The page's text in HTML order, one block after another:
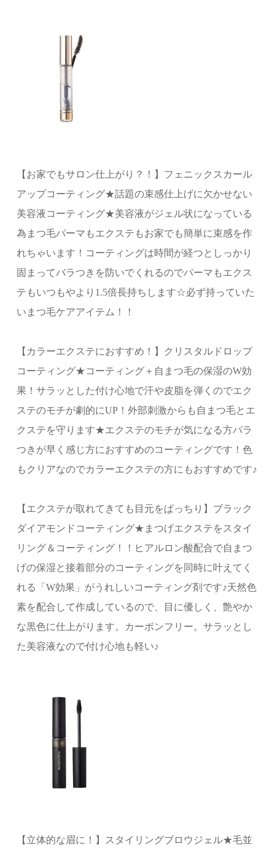
【お家でもサロン仕上がり？！】フェニックスカール
アップコーティング★話題の束感仕上げに欠かせない
美容液コーティング★美容液がジェル状になっている
為まつ毛パーマもエクステもお家でも簡単に束感を作
れちゃいます！コーティングは時間が経つとしっかり
固まってバラつきを防いでくれるのでパーマもエクス
テもいつもやより1.5倍長持ちします☆必ず持っていた
いまつ毛ケアアイテム！！
【カラーエクステにおすすめ！】クリスタルドロップ
コーティング★コーティング＋自まつ毛の保湿のW効
果！サラッとした付け心地で汗や皮脂を弾くのでエク
ステのモチが劇的にUP！外部刺激からも自まつ毛とエ
クステを守ります★エクステのモチが気になる方バラ
つきが早く感じ方におすすめのコーティングです！色
もクリアなのでカラーエクステの方にもおすすめです♪
【エクステが取れてきても目元をぱっちり】ブラック
ダイアモンドコーティング★まつげエクステをスタイ
リング＆コーティング！！ヒアルロン酸配合で自まつ
げの保湿と接着部分のコーティングを同時に叶えてく
れる「W効果」がうれしいコーティング剤です♪天然色
素を配合して作成しているので、目に優しく、艶やか
な黒色に仕上がります。カーボンフリー。サラッとし
た美容液なので付け心地も軽い♪
【立体的な眉に！】スタイリングブロウジェル★毛並